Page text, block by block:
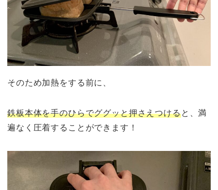
そのため加熱をする前に、
鉄板本体を手のひらでググッと押さえつけると、満
遍なく圧着することができます！